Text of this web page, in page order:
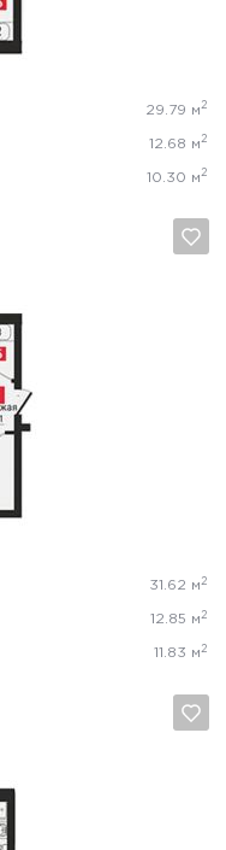
29.79 м 2
12.68 м 2
10.30 м 2
31.62 м 2
12.85 м 2
11.83 м 2